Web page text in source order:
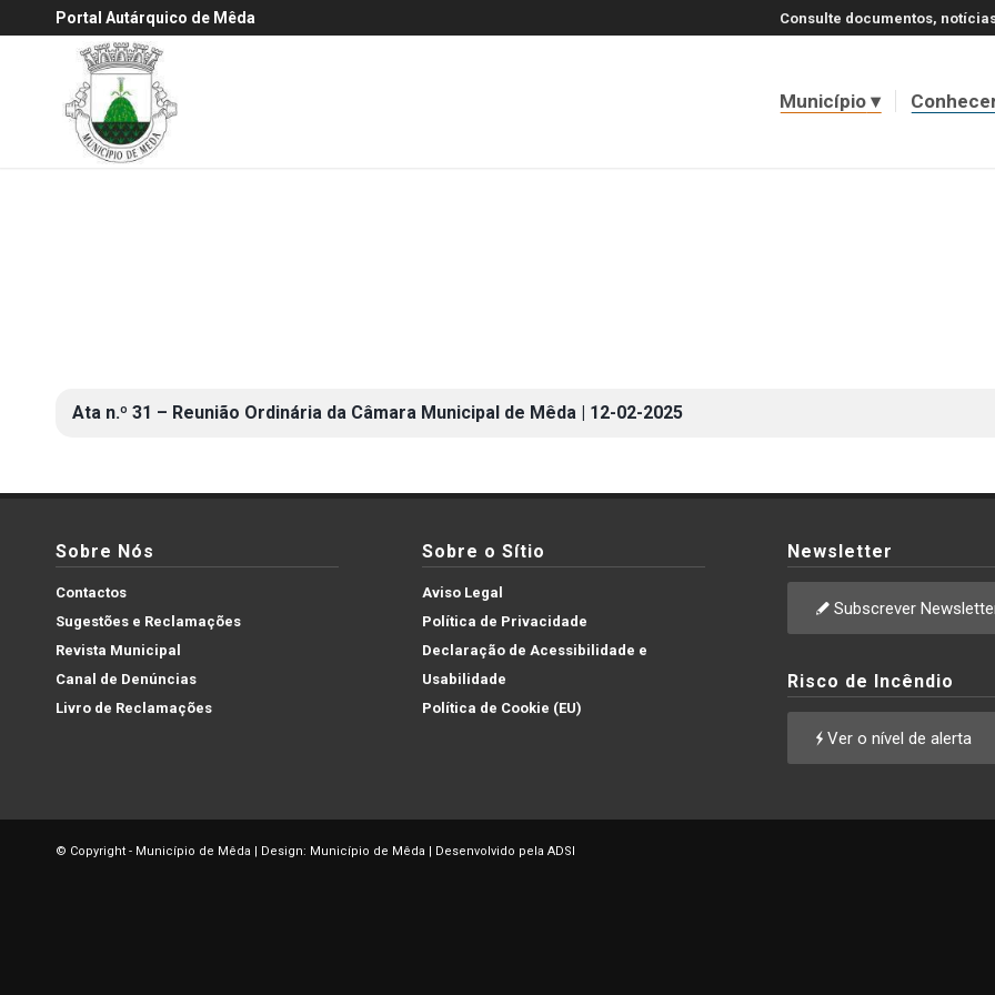
Portal Autárquico de Mêda Consulte documentos,
Município
Ata n.º 31 – Reunião Ordinária da Câmara Municipal de Mêda | 12-02-2025
Sobre Nós
Contactos
Sugestões e Reclamações
Revista Municipal
Canal de Denúncias
Livro de Reclamações
Sobre o Sítio
Aviso Legal
Política de Privacidade
Declaração de Acessibilidade e
Usabilidade
Política de Cookie (EU)
Newsletter
Subscrever
Risco de Incêndio
Ver o nível de alerta
© Copyright - Município de Mêda | Design: Município de Mêda | Desenvolvido pela ADSI